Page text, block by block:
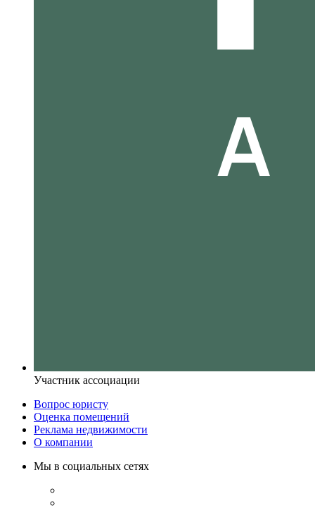
Участник ассоциации
Вопрос юристу
Оценка помещений
Реклама недвижимости
О компании
Мы в социальных сетях